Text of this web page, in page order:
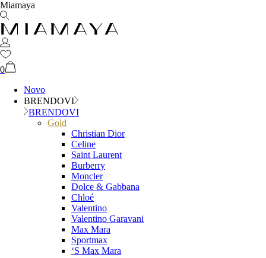
Miamaya
0
Novo
BRENDOVI
BRENDOVI
Gold
Christian Dior
Celine
Saint Laurent
Burberry
Moncler
Dolce & Gabbana
Chloé
Valentino
Valentino Garavani
Max Mara
Sportmax
‘S Max Mara